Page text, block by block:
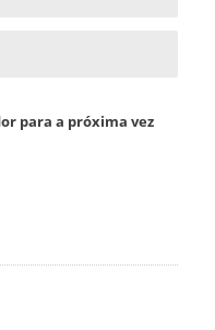
para a próxima vez